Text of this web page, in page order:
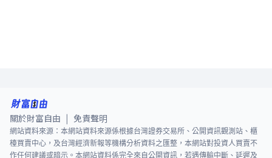
關於財富自由 免責聲明
網站資料來源：本網站資料來源係根據台灣證券交易所、公開資訊觀測站、櫃
檯買賣中心，及台灣經濟新報等機構分析資料之匯整，本網站對投資人買賣不
作任何建議或暗示。本網站資料係完全來自公開資訊，若遇傳輸中斷、延遲及